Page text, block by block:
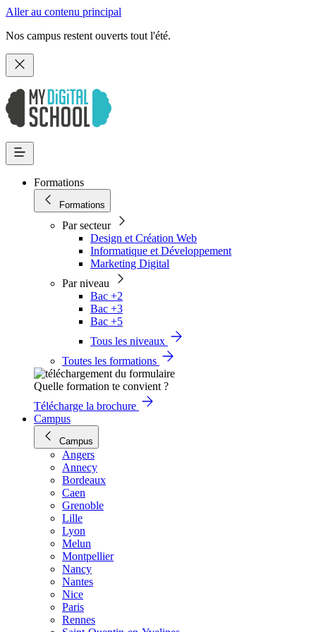
Aller au contenu principal
Nos campus restent ouverts tout l'été.
Formations
Formations
Par secteur
Design et Création Web
Informatique et Développement
Marketing Digital
Par niveau
Bac +2
Bac +3
Bac +5
Tous les niveaux
Toutes les formations
Quelle formation te convient ?
Télécharge la brochure
Campus
Campus
Angers
Annecy
Bordeaux
Caen
Grenoble
Lille
Lyon
Melun
Montpellier
Nancy
Nantes
Nice
Paris
Rennes